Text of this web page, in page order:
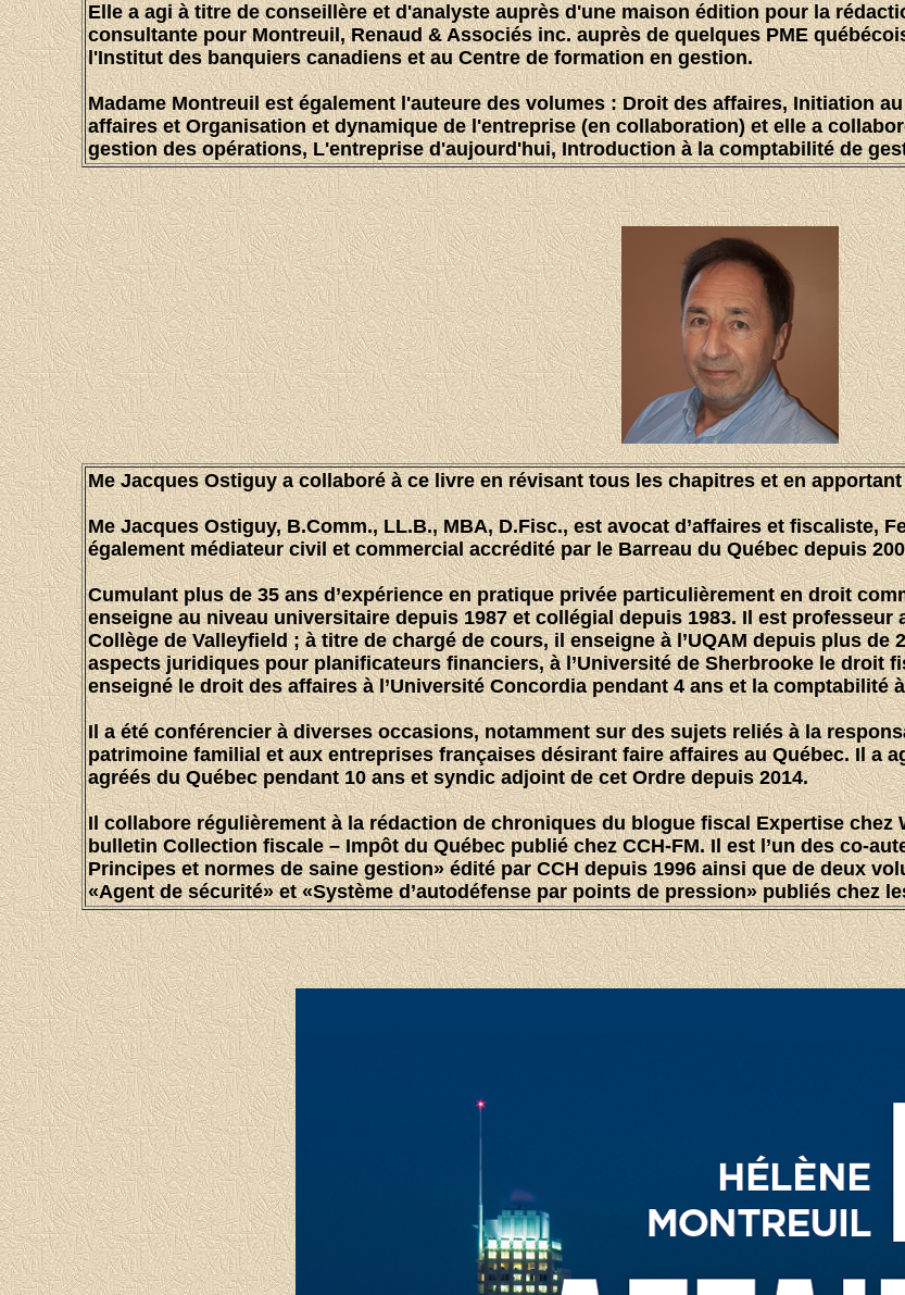
Elle a agi à titre de conseillère et d'analyste auprès d'une maison édition pour la
consultante pour Montreuil, Renaud & Associés inc. auprès de quelques PME
l'Institut des banquiers canadiens et au Centre de formation en gestion.
Madame Montreuil est également l'auteure des volumes : Droit des affaires, Initiation
affaires et Organisation et dynamique de l'entreprise (en collaboration) et elle a
gestion des opérations, L'entreprise d'aujourd'hui, Introduction à la comptabilité de
Me Jacques Ostiguya collaboré à ce livre en révisant tous les chapitres et en
Me Jacques Ostiguy, B.Comm., LL.B., MBA, D.Fisc., est avocat d’affaires et fiscaliste,
également médiateur civil et commercial accrédité par le Barreau du Québec depuis
Cumulant plus de 35 ans d’expérience en pratique privée particulièrement en droit
enseigne au niveau universitaire depuis 1987 et collégial depuis 1983. Il est
Collège de Valleyfield ; à titre de chargé de cours, il enseigne à l’UQAM depuis plus
aspects juridiques pour planificateurs financiers, à l’Université de Sherbrooke le droit
enseigné le droit des affaires à l’Université Concordia pendant 4 ans et la comptabilité à
Il a été conférencier à diverses occasions, notamment sur des sujets reliés à la
patrimoine familial et aux entreprises françaises désirant faire affaires au Québec. Il a
agréés du Québec pendant 10 ans et syndic adjoint de cet Ordre depuis 2014.
Il collabore régulièrement à la rédaction de chroniques du blogue fiscal Expertise chez
bulletin Collection fiscale – Impôt du Québec publié chez CCH-FM. Il est l’un des co-
Principes et normes de saine gestion» édité par CCH depuis 1996 ainsi que de deux
«Agent de sécurité» et «Système d’autodéfense par points de pression» publiés chez